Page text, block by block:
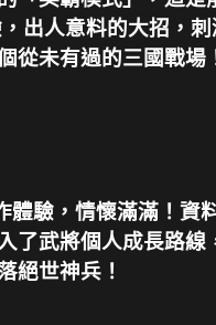
出人意料的大招，
從未有過的三國戰場
體驗，情懷滿滿！資
了武將個人成長路線
絕世神兵！